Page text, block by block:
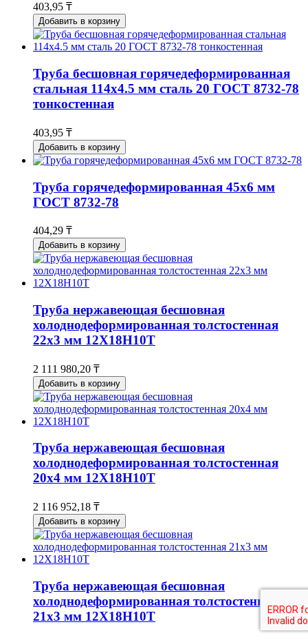
403,95 ₸
Добавить в корзину
Труба бесшовная горячедеформированная
стальная 114х4.5 мм сталь 20 ГОСТ 8732-78
тонкостенная
403,95 ₸
Добавить в корзину
Труба горячедеформированная 45х6 мм
ГОСТ 8732-78
404,29 ₸
Добавить в корзину
Труба нержавеющая бесшовная
холоднодеформированная толстостенная
22х3 мм 12Х18Н10Т
2 111 980,20 ₸
Добавить в корзину
Труба нержавеющая бесшовная
холоднодеформированная толстостенная
20х4 мм 12Х18Н10Т
2 116 952,18 ₸
Добавить в корзину
Труба нержавеющая бесшовная
холоднодеформированная толстостенная
21х3 мм 12Х18Н10Т